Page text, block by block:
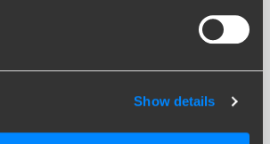
Show details